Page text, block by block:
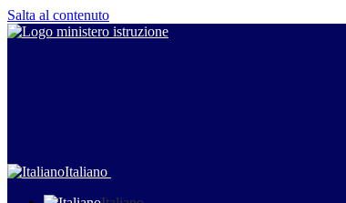
Salta al contenuto
Italiano